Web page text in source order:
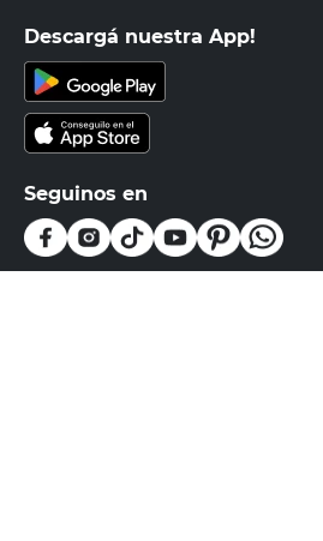
Descargá nuestra App!
Seguinos en